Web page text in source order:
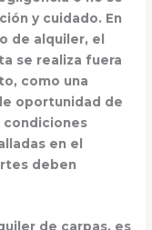
y cuidado. En
de alquiler, el
se realiza fuera
como una
oportunidad de
condiciones
en el
deben
de carpas, es